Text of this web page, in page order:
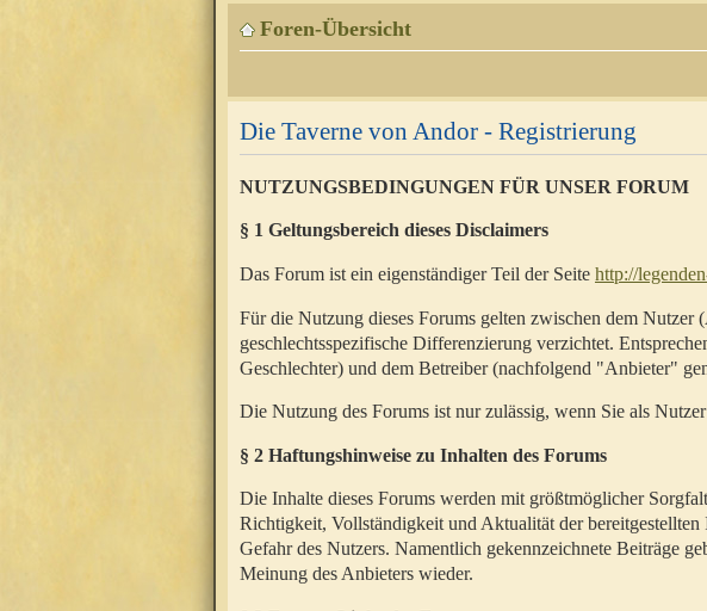
Foren-Übersicht
Die Taverne von Andor - Registrierung
NUTZUNGSBEDINGUNGEN FÜR UNSER FORUM
§ 1 Geltungsbereich dieses Disclaimers
Das Forum ist ein eigenständiger Teil der Seite http://
Für die Nutzung dieses Forums gelten zwischen dem
geschlechtsspezifische Differenzierung verzichtet.
Geschlechter) und dem Betreiber (nachfolgend "Anbieter"
Die Nutzung des Forums ist nur zulässig, wenn Sie als
§ 2 Haftungshinweise zu Inhalten des Forums
Die Inhalte dieses Forums werden mit größtmöglicher
Richtigkeit, Vollständigkeit und Aktualität der
Gefahr des Nutzers. Namentlich gekennzeichnete Beiträge
Meinung des Anbieters wieder.